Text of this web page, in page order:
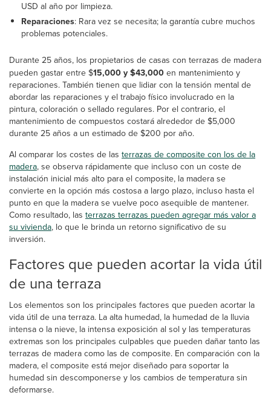
USD al año por limpieza.
Reparaciones: Rara vez se necesita; la garantía cubre muchos
problemas potenciales.
Durante 25 años, los propietarios de casas con terrazas de madera
pueden gastar entre $15,000 y $43,000 en mantenimiento y
reparaciones. También tienen que lidiar con la tensión mental de
abordar las reparaciones y el trabajo físico involucrado en la
pintura, coloración o sellado regulares. Por el contrario, el
mantenimiento de compuestos costará alrededor de $5,000
durante 25 años a un estimado de $200 por año.
Al comparar los costes de las terrazas de composite con los de la
madera, se observa rápidamente que incluso con un coste de
instalación inicial más alto para el composite, la madera se
convierte en la opción más costosa a largo plazo, incluso hasta el
punto en que la madera se vuelve poco asequible de mantener.
Como resultado, las terrazas terrazas pueden agregar más valor a
su vivienda, lo que le brinda un retorno significativo de su
inversión.
Factores que pueden acortar la vida útil
de una terraza
Los elementos son los principales factores que pueden acortar la
vida útil de una terraza. La alta humedad, la humedad de la lluvia
intensa o la nieve, la intensa exposición al sol y las temperaturas
extremas son los principales culpables que pueden dañar tanto las
terrazas de madera como las de composite. En comparación con la
madera, el composite está mejor diseñado para soportar la
humedad sin descomponerse y los cambios de temperatura sin
deformarse.